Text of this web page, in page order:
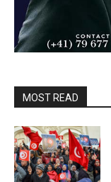
MOST READ